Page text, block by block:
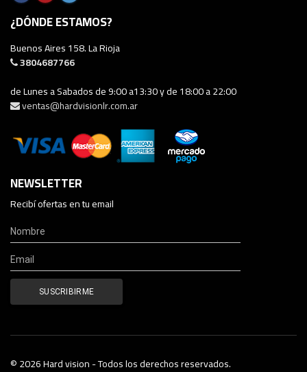
¿DÓNDE ESTAMOS?
Buenos Aires 158. La Rioja
3804687766
de Lunes a Sabados de 9:00 a13:30 y de 18:00 a 22:00
ventas@hardvisionlr.com.ar
NEWSLETTER
Recibí ofertas en tu email
© 2026 Hard vision - Todos los derechos reservados.